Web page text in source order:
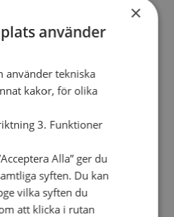
ett så kallat webbinarium
av organisations- och
att läggas fram på
på större
som berör bland annat
redogörs för och vi
samtal. Vid detta tillfälle är
SAM välkomna att delta.
×
använder
använder tekniska
kakor, för olika
3. Funktioner
Alla” ger du
syften. Du kan
vilka syften du
att klicka i rutan